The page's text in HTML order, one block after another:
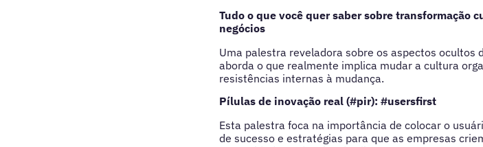
Tudo o que você quer saber sobre transformação
negócios
Uma palestra reveladora sobre os aspectos
aborda o que realmente implica mudar a cultura
resistências internas à mudança.
Pílulas de inovação real (#pir): #usersfirst
Esta palestra foca na importância de colocar o
de sucesso e estratégias para que as empresas